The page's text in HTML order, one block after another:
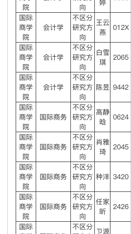
院
向
婷
国际
商学
院
会计学
不区分
研究方
向
王云
燕
012X
国际
商学
院
会计学
不区分
研究方
向
白雪
琪
2065
国际
商学
院
会计学
不区分
研究方
向
陈昱 9442
国际
商学
院
国际商务
不区分
研究方
向
高静
晗
0624
国际
商学
院
国际商务
不区分
研究方
向
肖雅
琦
2045
国际
商学
院
国际商务
不区分
研究方
向
种洋 3420
国际
商学
院
国际商务
不区分
研究方
向
任家
昕
2426
国际
不区分 卫源